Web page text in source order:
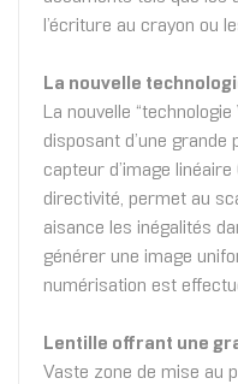
l’écriture au crayon ou
La nouvelle
La nouvelle
disposant d’une grande
capteur d’image
directivité, permet au
aisance les inégalités
générer une image
numérisation est
Lentille offrant une
Vaste zone de mise au